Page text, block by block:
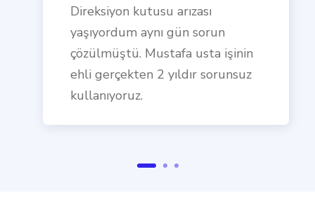
Direksiyon kutusu arızası
yaşıyordum aynı gün sorun
çözülmüştü. Mustafa usta işinin
ehli gerçekten 2 yıldır sorunsuz
kullanıyoruz.